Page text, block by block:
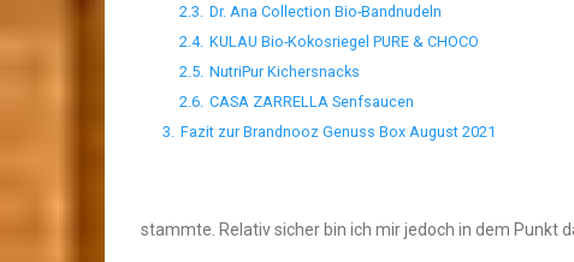
2.3. Dr. Ana Collection Bio-Bandnudeln
2.4. KULAU Bio-Kokosriegel PURE & CHOCO
2.5. NutriPur Kichersnacks
2.6. CASA ZARRELLA Senfsaucen
3. Fazit zur Brandnooz Genuss Box August 2021
stammte. Relativ sicher bin ich mir jedoch in dem Punkt